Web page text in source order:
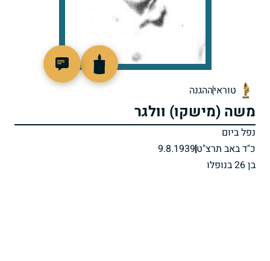
טוראיההגנה
משה (מישקו) וולגר
נפל ביום
כ"ד באב תרצ"ט9.8.1939
בן 26 בנופלו